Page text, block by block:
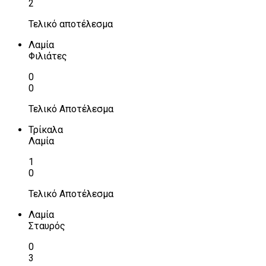
2
Τελικό αποτέλεσμα
Λαμία
Φιλιάτες
0
0
Τελικό Αποτέλεσμα
Τρίκαλα
Λαμία
1
0
Τελικό Αποτέλεσμα
Λαμία
Σταυρός
0
3